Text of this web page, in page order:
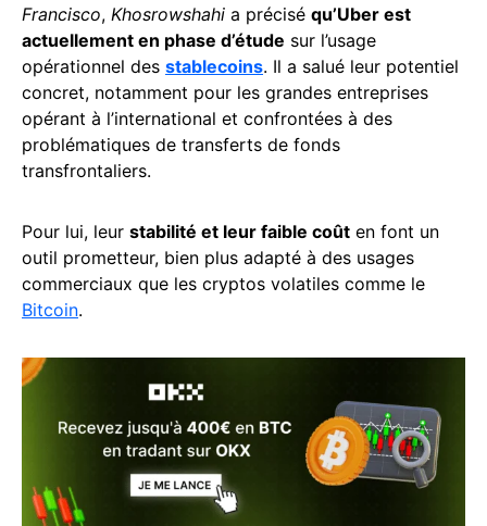
Francisco, Khosrowshahi a précisé qu’Uber est
actuellement en phase d’étude sur l’usage
opérationnel des stablecoins. Il a salué leur potentiel
concret, notamment pour les grandes entreprises
opérant à l’international et confrontées à des
problématiques de transferts de fonds
transfrontaliers.
Pour lui, leur stabilité et leur faible coût en font un
outil prometteur, bien plus adapté à des usages
commerciaux que les cryptos volatiles comme le
Bitcoin.